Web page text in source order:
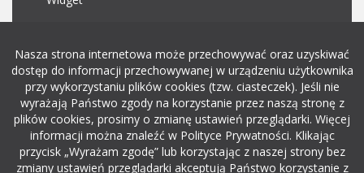
Dodaj ogłoszenie o pracę
rekrutacja w it
Nasza strona internetowa może przechowywać oraz uzyskiwać
dostęp do informacji przechowywanej w urządzeniu użytkownika
przy wykorzystaniu plików cookies (tzw. ciasteczek). Jeśli nie
wyrażają Państwo zgody na korzystanie przez naszą stronę z
plików cookies, prosimy o zmianę ustawień przeglądarki. Więcej
informacji można znaleźć w Polityce Prywatności. Klikając
przycisk „Wyrażam zgodę” lub korzystając z naszej strony bez
zmiany ustawień przeglądarki akceptują Państwo korzystanie z